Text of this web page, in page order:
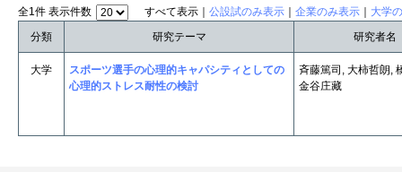
全1件 表示件数 すべて表示｜ 公設試のみ表示 企業のみ表示
大学
分類
研究テーマ 研究者名
大学
スポーツ選手の心理的キャパシティとしての
心理的ストレス耐性の検討
斉藤篤司, 大柿哲朗,
金谷庄藏